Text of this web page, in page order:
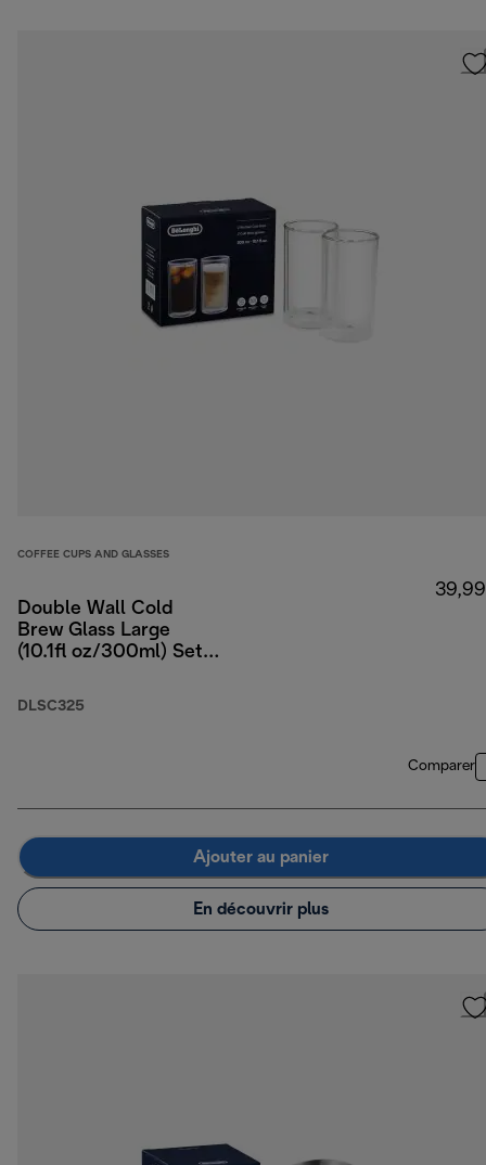
COFFEE CUPS AND GLASSES
Double Wall Cold
Brew Glass Large
(10.1fl oz/300ml) Set
DLSC325
Comparer
Ajouter au panier
En découvrir plus